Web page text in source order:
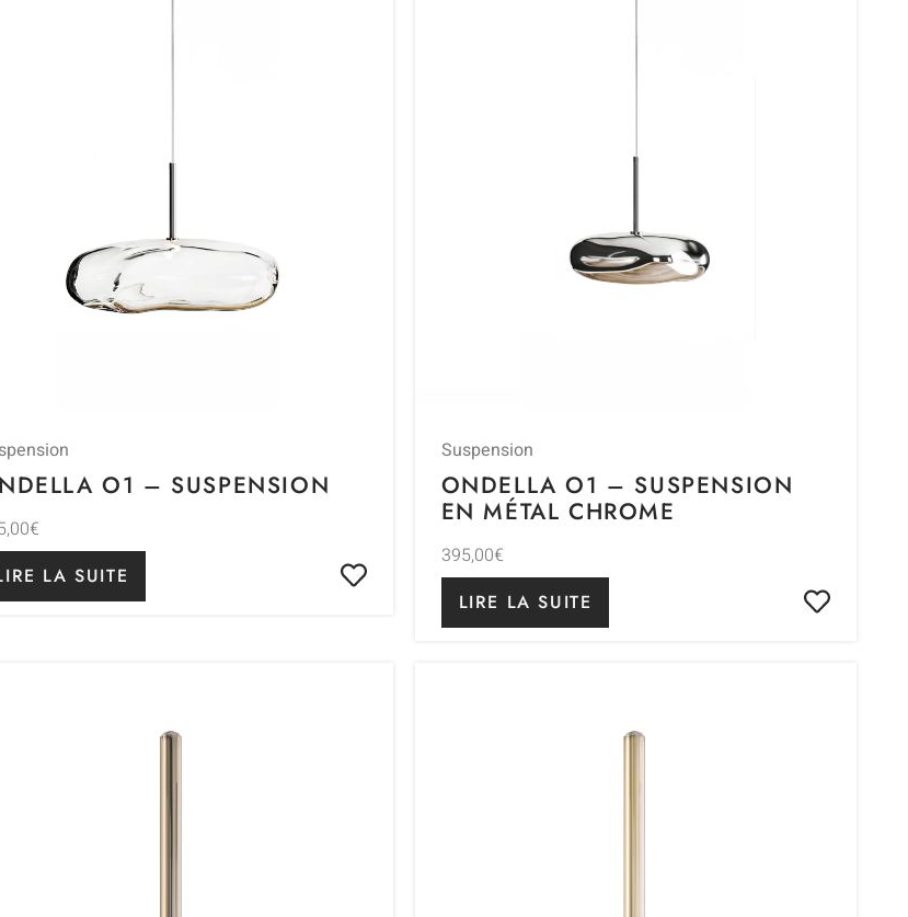
O1 – SUSPENSION
€
LA SUITE
Suspension
ONDELLA O1 – SUSPENSION
EN MÉTAL CHROME
395,00€
LIRE LA SUITE